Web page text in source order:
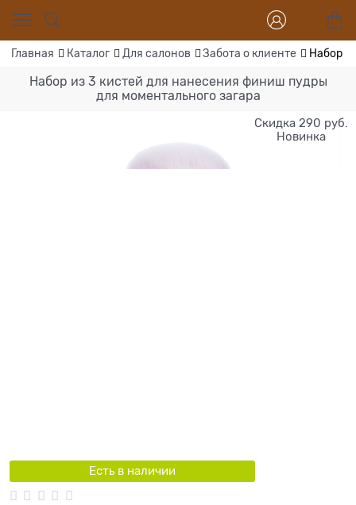
Главная Каталог Для салонов Забота о клиенте Набор
Набор из 3 кистей для нанесения финиш пудры
для моментального загара
Скидка 290 руб.
Новинка
Есть в наличии